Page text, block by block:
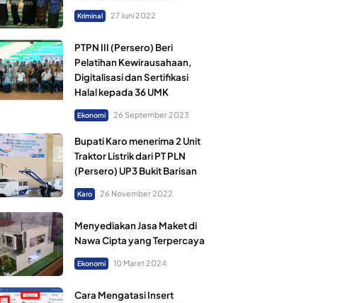
Kriminal 27 Juni 2022
PTPN III (Persero) Beri
Pelatihan Kewirausahaan,
Digitalisasi dan Sertifikasi
Halal kepada 36 UMK
Ekonomi 26 September 2023
Bupati Karo menerima 2 Unit
Traktor Listrik dari PT PLN
(Persero) UP3 Bukit Barisan
Karo 26 November 2022
Menyediakan Jasa Maket di
Nawa Cipta yang Terpercaya
Ekonomi 10 Maret 2024
Cara Mengatasi Insert